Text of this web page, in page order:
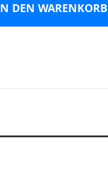
DEN WARENKORB